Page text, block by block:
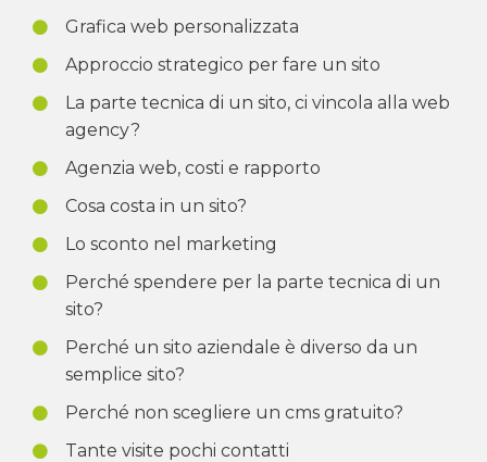
Grafica web personalizzata
Approccio strategico per fare un sito
La parte tecnica di un sito, ci vincola alla web
agency?
Agenzia web, costi e rapporto
Cosa costa in un sito?
Lo sconto nel marketing
Perché spendere per la parte tecnica di un
sito?
Perché un sito aziendale è diverso da un
semplice sito?
Perché non scegliere un cms gratuito?
Tante visite pochi contatti